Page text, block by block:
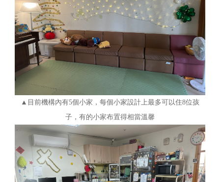
▲目前機構內有5個小家，每個小家設計上最多可以住8位孩
子，有的小家布置得相當溫馨